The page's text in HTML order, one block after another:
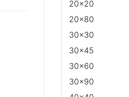
20x20
20x80
30x30
30x45
30x60
30x90